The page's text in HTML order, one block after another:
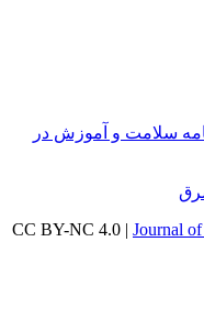
سلامت و آموزش در
Journal